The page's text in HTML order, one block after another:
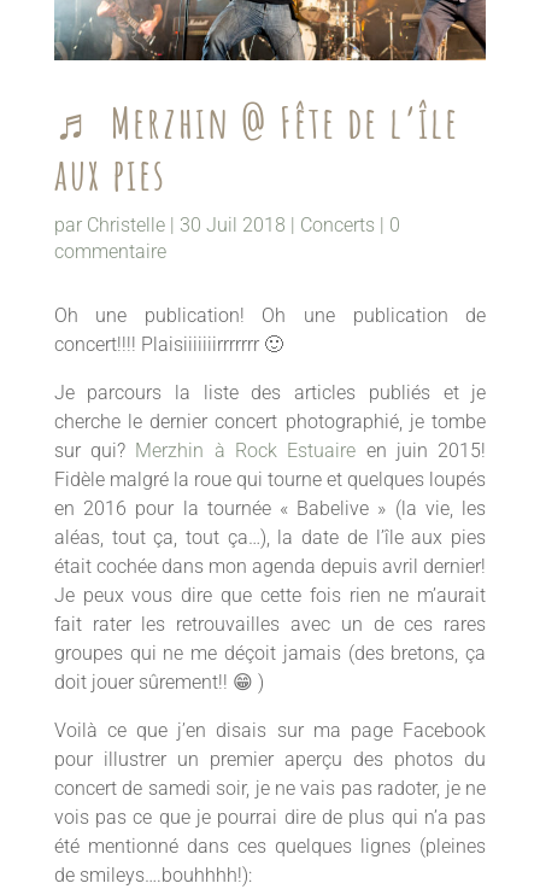
♬ Merzhin @ Fête de l’île
aux pies
par Christelle| 30 Juil 2018 | Concerts | 0
commentaire
Oh une publication! Oh une publication de
concert!!!! Plaisiiiiiiirrrrrrr 🙂
Je parcours la liste des articles publiés et je
cherche le dernier concert photographié, je tombe
sur qui? Merzhin à Rock Estuaire en juin 2015!
Fidèle malgré la roue qui tourne et quelques loupés
en 2016 pour la tournée « Babelive » (la vie, les
aléas, tout ça, tout ça…), la date de l’île aux pies
était cochée dans mon agenda depuis avril dernier!
Je peux vous dire que cette fois rien ne m’aurait
fait rater les retrouvailles avec un de ces rares
groupes qui ne me déçoit jamais (des bretons, ça
doit jouer sûrement!! 😁 )
Voilà ce que j’en disais sur ma page Facebook
pour illustrer un premier aperçu des photos du
concert de samedi soir, je ne vais pas radoter, je ne
vois pas ce que je pourrai dire de plus qui n’a pas
été mentionné dans ces quelques lignes (pleines
de smileys….bouhhhh!):